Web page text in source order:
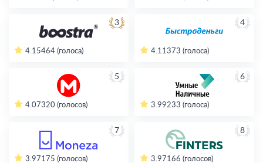
3
4.15464 (голоса)
4
4.11 373 (голоса)
5
4.07320 (голосов)
6
3.99233 (голоса)
7
3.97175 (голосов)
8
3.97166 (голосов)